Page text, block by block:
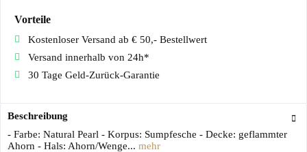
Vorteile
Kostenloser Versand ab € 50,- Bestellwert
Versand innerhalb von 24h*
30 Tage Geld-Zurück-Garantie
Beschreibung
- Farbe: Natural Pearl - Korpus: Sumpfesche - Decke: geflammter
Ahorn - Hals: Ahorn/Wenge... mehr